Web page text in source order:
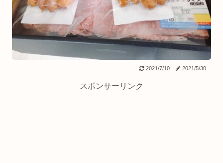
2021/7/10 2021/5/30
スポンサーリンク